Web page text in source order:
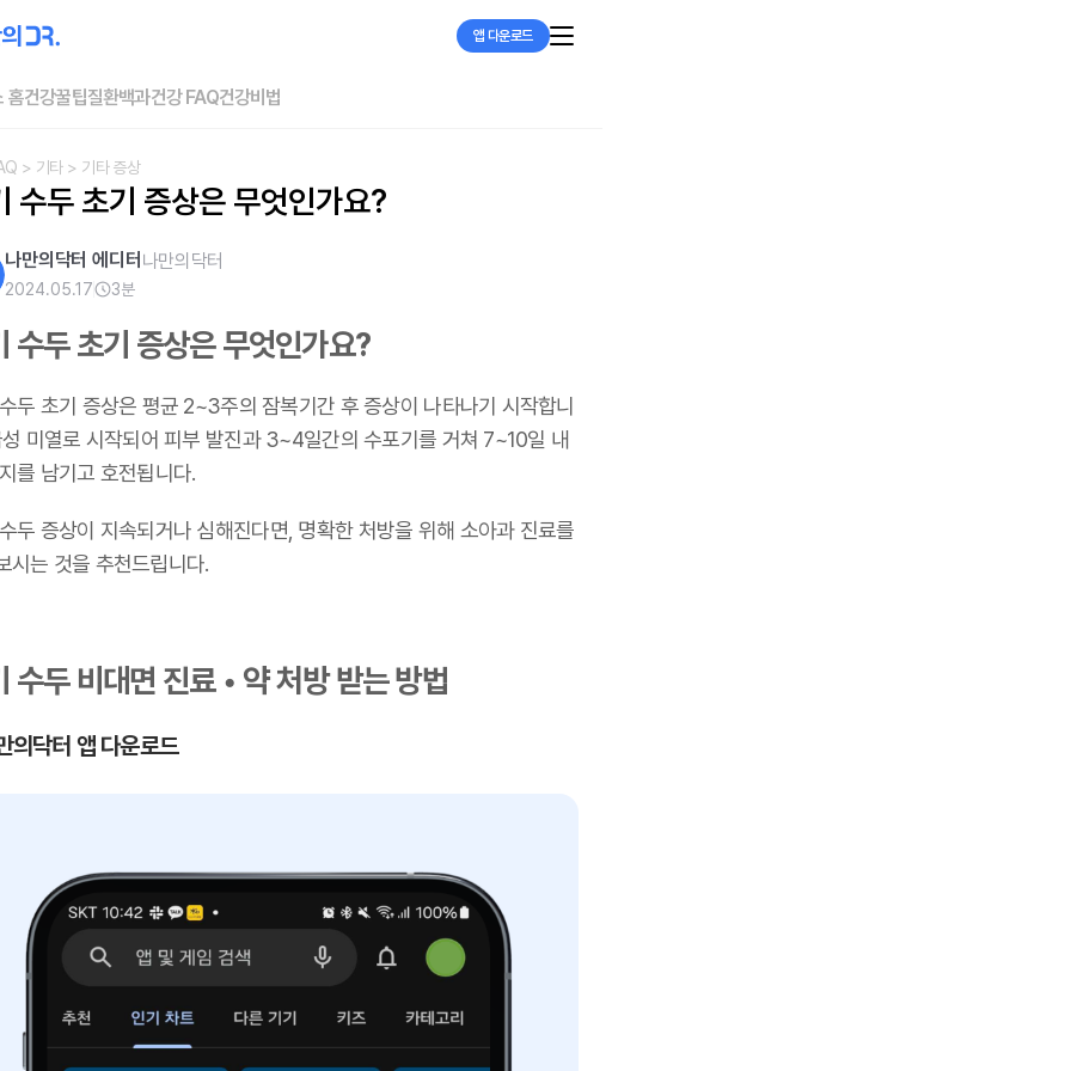
앱 다운로드
홈건강꿀팁질환백과건강 FAQ건강비법
> 기타> 기타 증상
수두 초기 증상은 무엇인가요?
나만의닥터 에디터 나만의닥터
2024.05.17 3분
수두 초기 증상은 무엇인가요?
두 초기 증상은 평균 2~3주의 잠복기간 후 증상이 나타나기 시작합니
성 미열로 시작되어 피부 발진과 3~4일간의 수포기를 거쳐 7~10일 내
를 남기고 호전됩니다.
두 증상이 지속되거나 심해진다면, 명확한 처방을 위해 소아과 진료를
시는 것을 추천드립니다.
수두 비대면 진료 • 약 처방 받는 방법
의닥터 앱 다운로드